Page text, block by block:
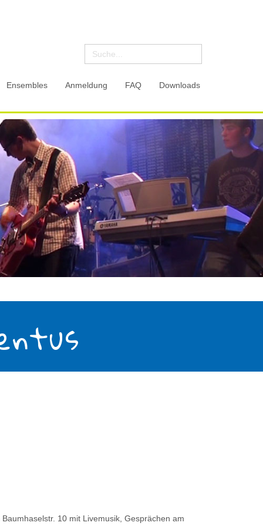
Ensembles Anmeldung FAQ Downloads
10 mit Livemusik, Gesprächen am